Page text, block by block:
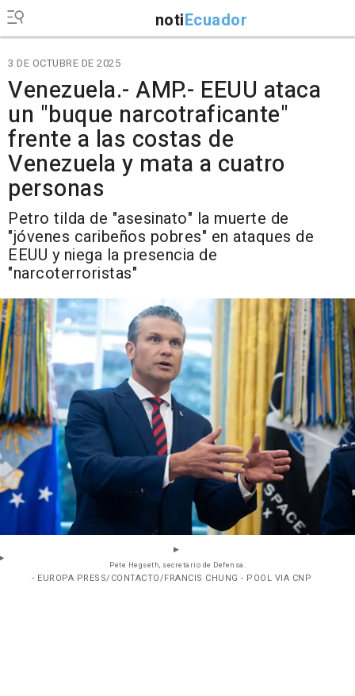
notiEcuador
3 DE OCTUBRE DE 2025
Venezuela.- AMP.- EEUU ataca
un "buque narcotraficante"
frente a las costas de
Venezuela y mata a cuatro
personas
Petro tilda de "asesinato" la muerte de
"jóvenes caribeños pobres" en ataques de
EEUU y niega la presencia de
"narcoterroristas"
Pete Hegseth, secretario de Defensa.
- EUROPA PRESS/CONTACTO/FRANCIS CHUNG - POOL VIA CNP